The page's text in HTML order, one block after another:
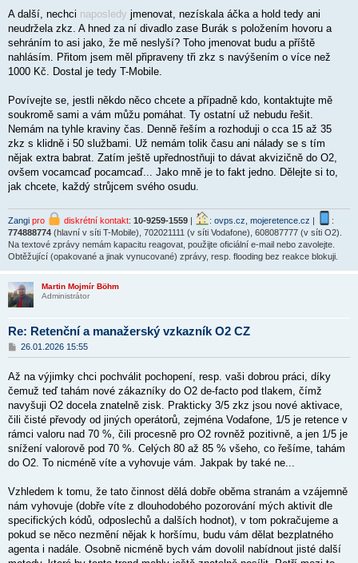
s
p
ě
v
e
k
A další, nechci naposledy jmenovat, nezískala áčka a hold tedy ani
neudržela zkz. A hned za ní divadlo zase Burák s položením hovoru a
sehráním to asi jako, že mě neslyší? Toho jmenovat budu a příště
nahlásím. Přitom jsem měl připraveny tři zkz s navýšením o více než
1000 Kč. Dostal je tedy T-Mobile.
Povívejte se, jestli někdo něco chcete a případně kdo, kontaktujte mě
soukromě sami a vám můžu pomáhat. Ty ostatní už nebudu řešit.
Nemám na tyhle kraviny čas. Denně řeším a rozhoduji o cca 15 až 35
zkz s klidně i 50 službami. Už nemám tolik času ani nálady se s tím
nějak extra babrat. Zatím ještě upřednostňuji to dávat akvizičně do O2,
ovšem vocamcaď pocamcaď... Jako mně je to fakt jedno. Dělejte si to,
jak chcete, každý strůjcem svého osudu.
Zangi pro diskrétní kontakt: 10-9259-1559 | : ovps.cz mojeretence.cz |
:
774888774 (hlavní v síti T-Mobile), 702021111 (v síti Vodafone), 608087777 (v síti O2).
Na textové zprávy nemám kapacitu reagovat, použijte oficiální e-mail nebo zavolejte.
Obtěžující (opakované a jinak vynucované) zprávy, resp. flooding bez reakce blokuji.
Martin Mojmír Böhm
Administrátor
Re: Retenční a manažerský vzkazník O2 CZ
P
ř
s
p
v
e
26.01.2026 15:55
Až na výjimky chci pochválit pochopení, resp. vaši dobrou práci, díky
čemuž teď tahám nové zákazníky do O2 de-facto pod tlakem, čímž
navyšuji O2 docela znatelně zisk. Prakticky 3/5 zkz jsou nové aktivace,
čili čisté převody od jiných operátorů, zejména Vodafone, 1/5 je retence v
rámci valoru nad 70 %, čili procesně pro O2 rovněž pozitivně, a jen 1/5 je
snížení valorově pod 70 %. Celých 80 až 85 % všeho, co řešíme, tahám
do O2. To nicméně víte a vyhovuje vám. Jakpak by také ne...
Vzhledem k tomu, že tato činnost dělá dobře oběma stranám a vzájemně
nám vyhovuje (dobře víte z dlouhodobého pozorování mých aktivit dle
specifických kódů, odposlechů a dalších hodnot), v tom pokračujeme a
pokud se něco nezmění nějak k horšímu, budu vám dělat bezplatného
agenta i nadále. Osobně nicméně bych vám dovolil nabídnout jisté další